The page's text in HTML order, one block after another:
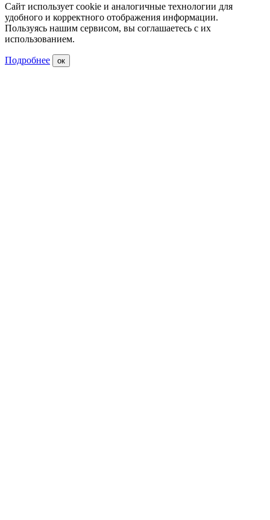
Сайт использует cookie и аналогичные технологии для
удобного и корректного отображения информации.
Пользуясь нашим сервисом, вы соглашаетесь с их
использованием.
Подробнее ок